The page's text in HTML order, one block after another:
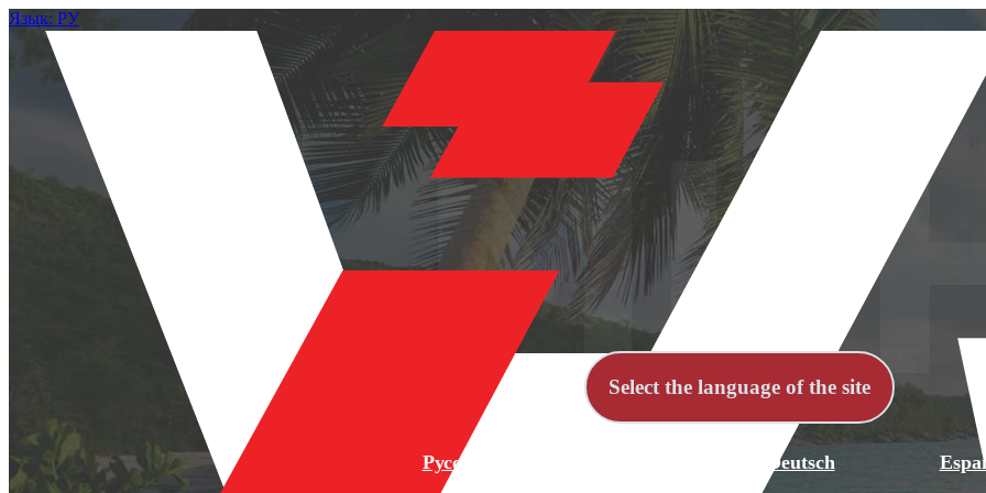
Язык: РУ
Select the language of the site
Русский Deutsch